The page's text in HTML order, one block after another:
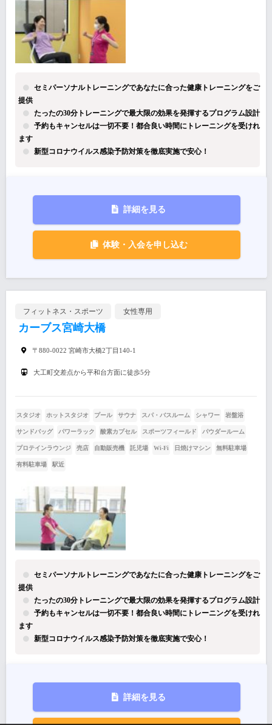
セミパーソナルトレーニングであなたに合った健康トレーニングをご
提供
たったの30分トレーニングで最大限の効果を発揮するプログラム設計
予約もキャンセルは一切不要！都合良い時間にトレーニングを受けれ
ます
新型コロナウイルス感染予防対策を徹底実施で安心！
詳細を見る
体験・入会を申し込む
フィットネス・スポーツ 女性専用
カーブス宮崎大橋
〒880-0022 宮崎市大橋2丁目140-1
大工町交差点から平和台方面に徒歩5分
スタジオ ホットスタジオ プール サウナ スパ・バスルーム シャワー 岩盤浴
サンドバッグ パワーラック 酸素カプセル スポーツフィールド パウダールーム
プロテインラウンジ 売店 自動販売機 託児場 Wi-Fi 日焼けマシン 無料駐車場
有料駐車場 駅近
セミパーソナルトレーニングであなたに合った健康トレーニングをご
提供
たったの30分トレーニングで最大限の効果を発揮するプログラム設計
予約もキャンセルは一切不要！都合良い時間にトレーニングを受けれ
ます
新型コロナウイルス感染予防対策を徹底実施で安心！
詳細を見る